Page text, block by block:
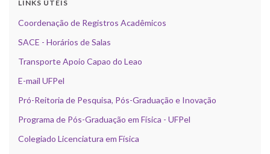
LINKS ÚTEIS
Coordenação de Registros Acadêmicos
SACE - Horários de Salas
Transporte Apoio Capao do Leao
E-mail UFPel
Pró-Reitoria de Pesquisa, Pós-Graduação e Inovação
Programa de Pós-Graduação em Física - UFPel
Colegiado Licenciatura em Física